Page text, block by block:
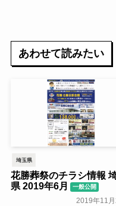
あわせて読みたい
埼玉県
花勝葬祭のチラシ情報
県 2019年6月
一般公開
2019年11月